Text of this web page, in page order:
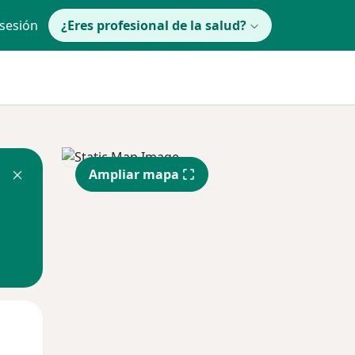
¿Eres profesional de la salud?
Ampliar mapa